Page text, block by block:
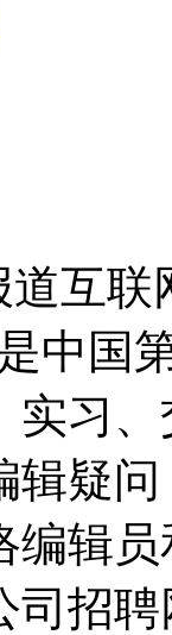
互联
中国
实习
辑疑
编辑
司招